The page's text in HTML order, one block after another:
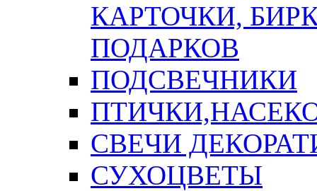
КАРТОЧКИ,
ПОДАРКОВ
ПОДСВЕЧНИКИ
СВЕЧИ
СУХОЦВЕТЫ